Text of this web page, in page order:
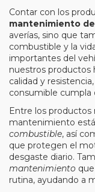
Contar con los
mantenimiento
averías, sino que
combustible y la
importantes del
nuestros productos
calidad y
consumible cumpla
Entre los productos
mantenimiento
combustible, así
que protegen el
desgaste diario.
mantenimiento
rutina, ayudando a